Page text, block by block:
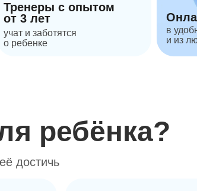
Тренеры с опытом
от 3 лет
учат и заботятся
о ребенке
в
и из
достичь
ребёнка?